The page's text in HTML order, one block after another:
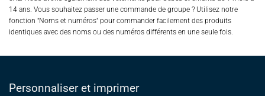
14 ans. Vous souhaitez passer une commande de groupe ? Utilisez notre
fonction "Noms et numéros" pour commander facilement des produits
identiques avec des noms ou des numéros différents en une seule fois.
Personnaliser et imprimer